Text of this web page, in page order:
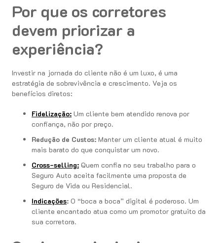
Por que os corretores
devem priorizar a
experiência?
Investir na jornada do cliente não é um luxo, é uma
estratégia de sobrevivência e crescimento. Veja os
benefícios diretos:
Fidelização: Um cliente bem atendido renova por
confiança, não por preço.
Redução de Custos: Manter um cliente atual é muito
mais barato do que conquistar um novo.
Cross-selling: Quem confia no seu trabalho para o
Seguro Auto aceita facilmente uma proposta de
Seguro de Vida ou Residencial.
Indicações: O “boca a boca” digital é poderoso. Um
cliente encantado atua como um promotor gratuito da
sua corretora.